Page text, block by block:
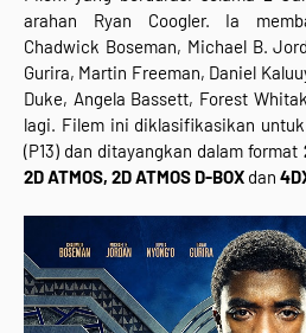
arahan Ryan Coogler. Ia
Chadwick Boseman, Michael B.
Gurira, Martin Freeman, Daniel
Duke, Angela Bassett, Forest
lagi. Filem ini diklasifikasikan
(P13) dan ditayangkan dalam format
2D ATMOS, 2D ATMOS D-BOX dan